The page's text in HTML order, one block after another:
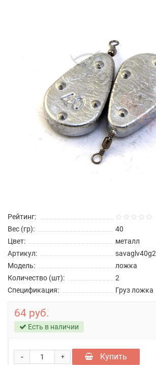
Рейтинг:
Вес (гр):
40
Цвет:
металл
Артикул:
savaglv40g2
Модель:
ложка
Количество (шт):
2
Спецификация:
Груз ложка
64 руб.
Есть в наличии
+
- Купить